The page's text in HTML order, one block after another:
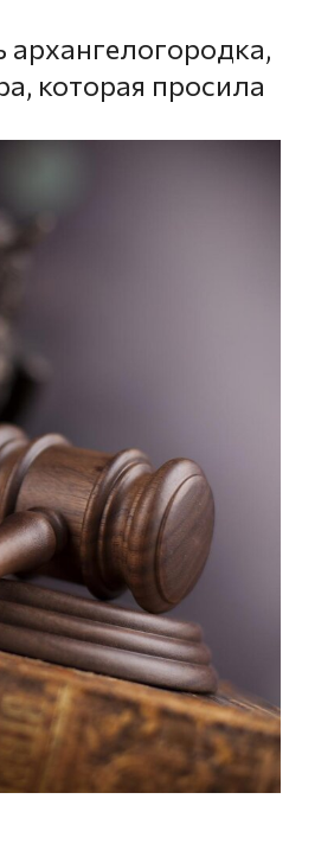
которая просила